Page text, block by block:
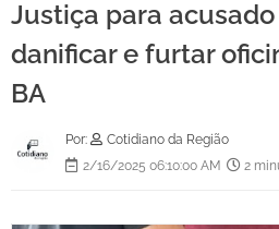
Justiça para
danificar e furtar
BA
Por:
Cotidiano da Região
2/16/2025 06:10:00 AM
2